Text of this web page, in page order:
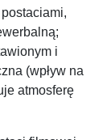
i
(wpływ na
atmosferę